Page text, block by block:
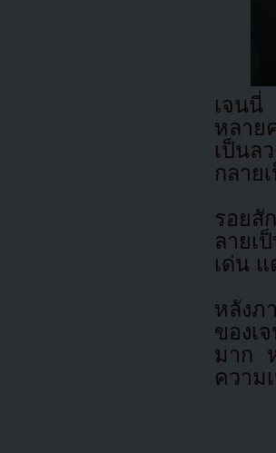
เจนนี่
หลาย
เป็นล
กลาย
รอยสั
ลายเ
เด่น
หลังภ
ของเ
มาก
ความ